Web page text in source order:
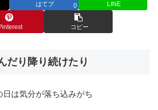
はてブ 0 LINE
コピー
だり降り続けたり
日は気分が落ち込みがち